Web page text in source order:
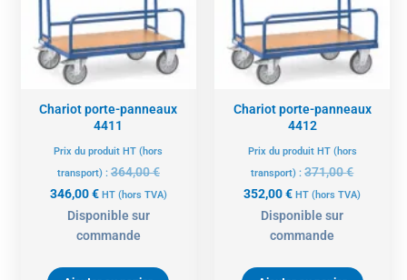
Chariot porte-panneaux
4411
Prix du produit HT (hors
transport) : 364,00€
346,00€ HT (hors TVA)
Disponible sur
commande
Chariot porte-panneaux
4412
Prix du produit HT (hors
transport) :371,00€
352,00€ HT (hors TVA)
Disponible sur
commande